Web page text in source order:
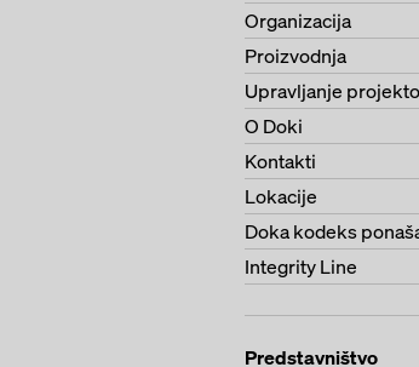
Organizacija
Proizvodnja
Upravljanje
O Doki
Kontakti
Lokacije
Doka kodeks
Integrity Line
Predstavništvo